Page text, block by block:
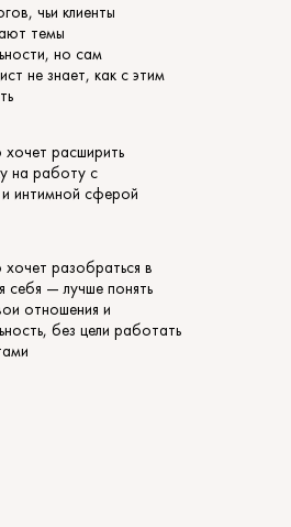
чьи клиенты
темы
но сам
не знает, как с этим
хочет расширить
на работу с
интимной сферой
хочет разобраться в
себя — лучше понять
отношения и
без цели работать